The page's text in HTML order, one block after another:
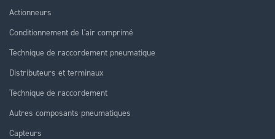
Actionneurs
Conditionnement de l'air comprimé
Technique de raccordement pneumatique
Distributeurs et terminaux
Technique de raccordement
Autres composants pneumatiques
Capteurs